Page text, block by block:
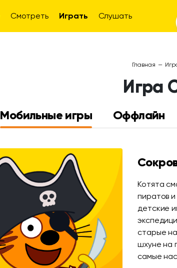
Смотреть Играть Слушать
Главная —
Игра
Мобильные игры Оффлайн
Котята
пиратов
детские
старые
шхуне на
самые